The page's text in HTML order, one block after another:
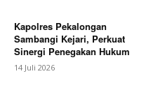
Kapolres Pekalongan
Sambangi Kejari, Perkuat
Sinergi Penegakan Hukum
14 Juli 2026